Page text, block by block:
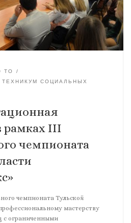
ТО
ТЕХНИКУМ СОЦИАЛЬНЫХ
рамках III
чемпионата
чемпионата Тульской
мастерству
с ограниченными